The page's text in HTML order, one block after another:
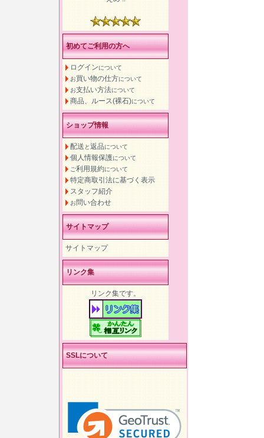
初めてご利用の方へ
ログインについて
お買い物の仕方について
お支払い方法について
商品、ルース(裸石)について
ショップ情報
配送 と返品について
個人情報保護について
ご利用規約について
特定商取引法に基づく表示
スタッフ紹介
お問い合わせ
サイトマップ
サイトマップ
リンク集
リンク集です。
SSLについて